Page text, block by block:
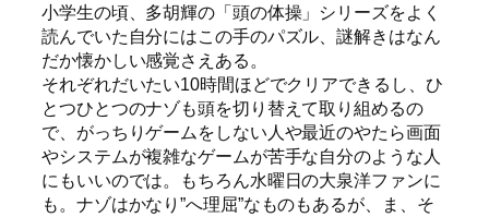
小学生の頃、多胡輝の「頭の体操」シリーズをよく
読んでいた自分にはこの手のパズル、謎解きはなん
だか懐かしい感覚さえある。
それぞれだいたい10時間ほどでクリアできるし、ひ
とつひとつのナゾも頭を切り替えて取り組めるの
で、がっちりゲームをしない人や最近のやたら画面
やシステムが複雑なゲームが苦手な自分のような人
にもいいのでは。もちろん水曜日の大泉洋ファンに
も。ナゾはかなり”へ理屈”なものもあるが、ま、そ